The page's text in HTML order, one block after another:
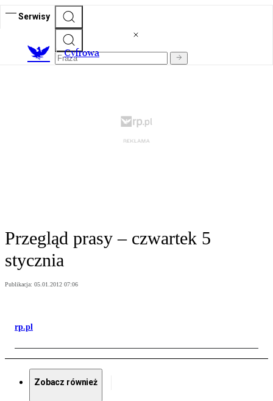
Serwisy
Cyfrowa
Przegląd prasy – czwartek 5
stycznia
Publikacja: 05.01.2012 07:06
rp.pl
Zobacz również